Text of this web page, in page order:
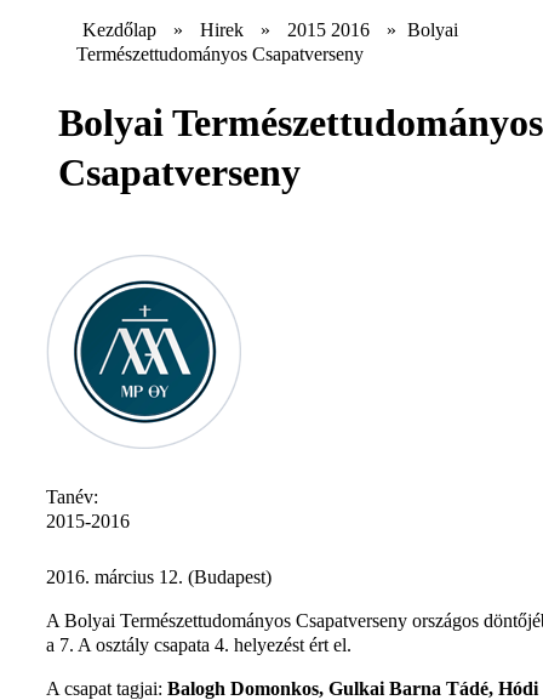
Kezdőlap » Hirek » 2015 2016 » Bolyai
Természettudományos Csapatverseny
Bolyai Természettudományos
Csapatverseny
Tanév:
2015-2016
2016. március 12. (Budapest)
A Bolyai Természettudományos Csapatverseny országos
a 7. A osztály csapata 4. helyezést ért el.
A csapat tagjai: Balogh Domonkos, Gulkai Barna Tádé, Hódi